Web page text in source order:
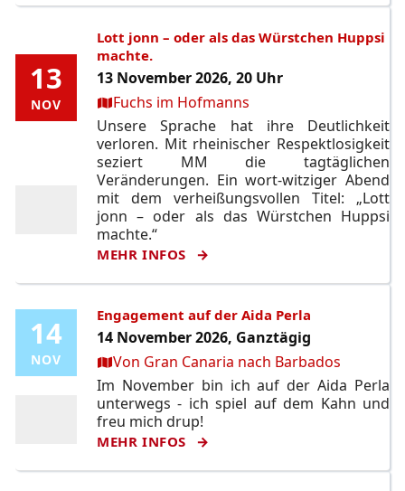
13
NOV
13
NOV
Lott jonn – oder als das Würstchen Huppsi
machte.
13 November 2026, 20 Uhr
Ort:Fuchs im Hofmanns
Unsere Sprache hat ihre Deutlichkeit
verloren. Mit rheinischer Respektlosigkeit
seziert MM die tagtäglichen
Veränderungen. Ein wort-witziger Abend
mit dem verheißungsvollen Titel: „Lott
jonn – oder als das Würstchen Huppsi
machte.“
MEHR INFOS
14
NOV
14
NOV
Engagement auf der Aida Perla
14 November 2026, Ganztägig
Ort:Von Gran Canaria nach Barbados
Im November bin ich auf der Aida Perla
unterwegs - ich spiel auf dem Kahn und
freu mich drup!
MEHR INFOS